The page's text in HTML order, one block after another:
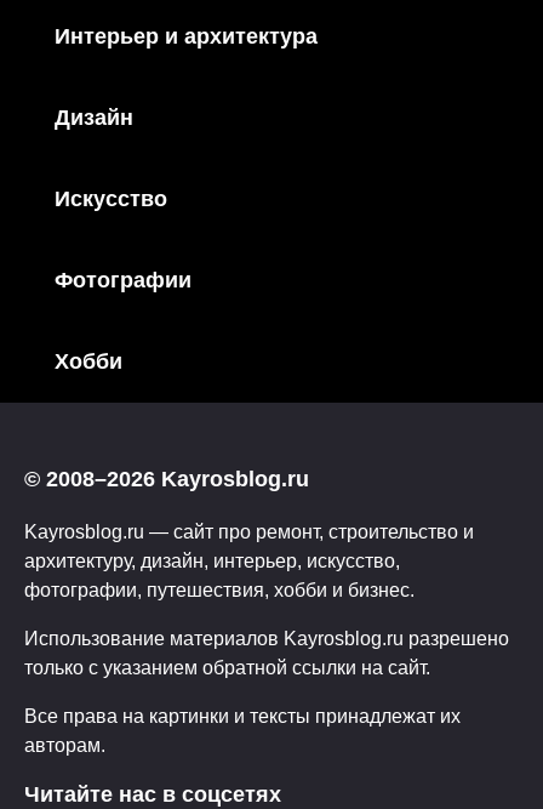
Интерьер и архитектура
Дизайн
Искусство
Фотографии
Хобби
© 2008–2026 Kayrosblog.ru
Kayrosblog.ru — сайт про ремонт, строительство и
архитектуру, дизайн, интерьер, искусство,
фотографии, путешествия, хобби и бизнес.
Использование материалов Kayrosblog.ru разрешено
только с указанием обратной ссылки на сайт.
Все права на картинки и тексты принадлежат их
авторам.
Читайте нас в соцсетях